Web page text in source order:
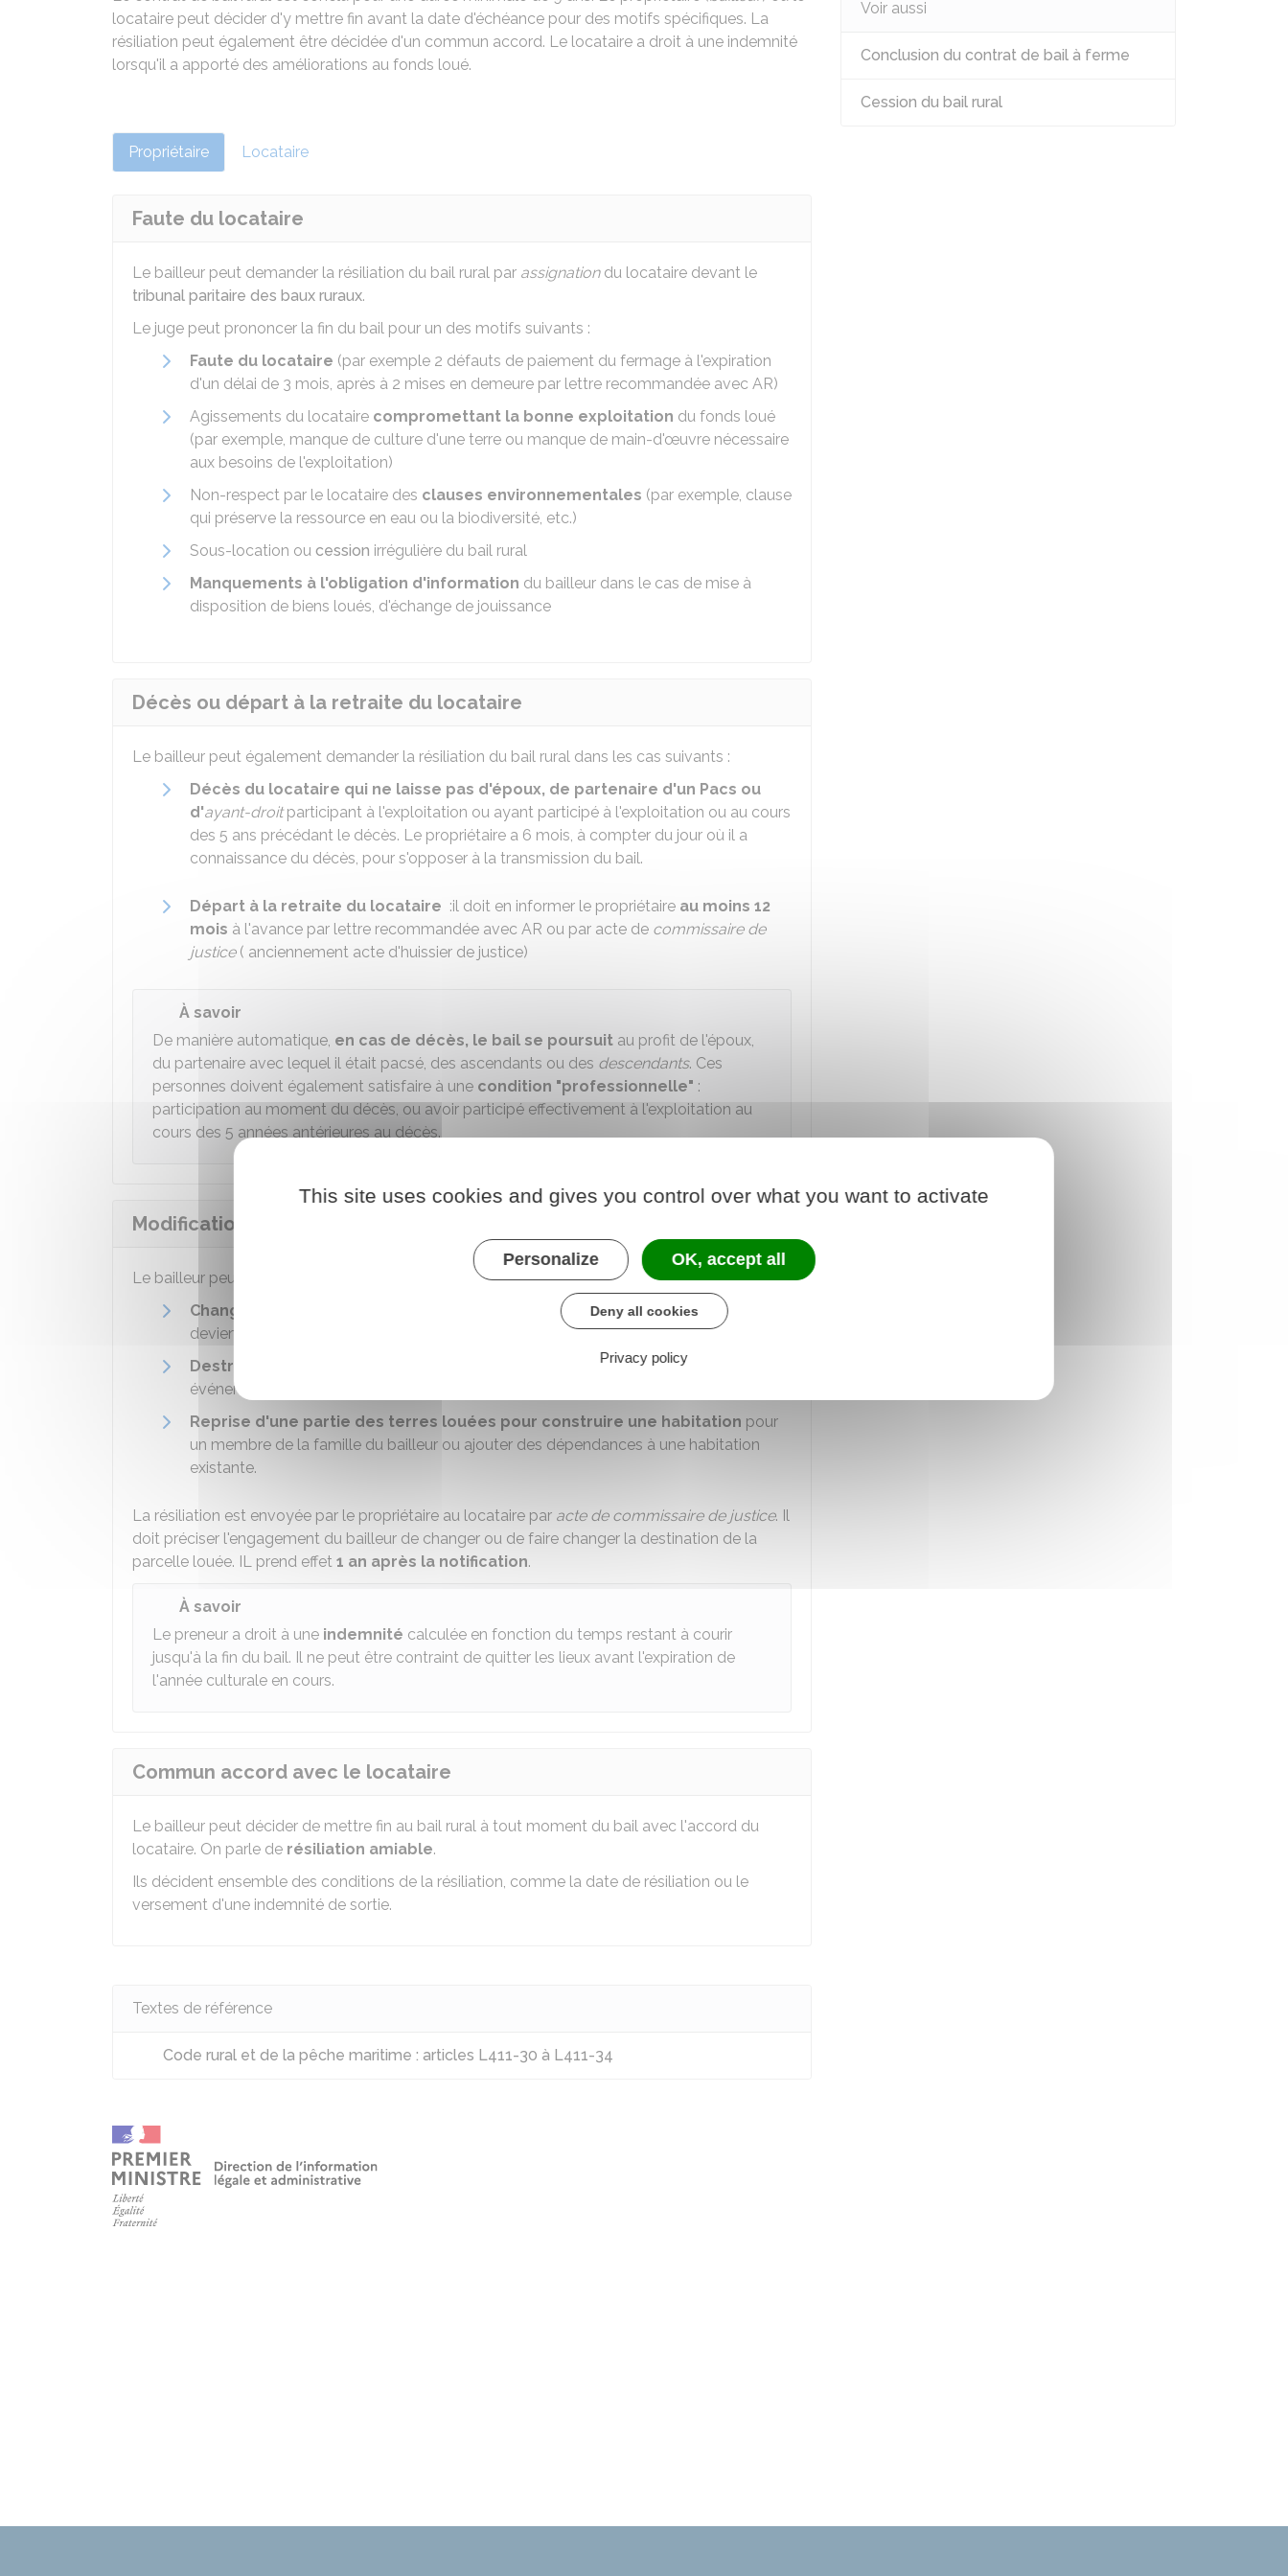
locataire peut décider d'y mettre fin avant la date d'échéance pour des motifs spécifiques. La
résiliation peut également être décidée d'un commun accord. Le locataire a droit à une indemnité
lorsqu'il a apporté des améliorations au fonds loué.
Propriétaire Locataire
Faute du locataire
Le bailleur peut demander la résiliation du bail rural par assignationdu locataire devant le
tribunal paritaire des baux ruraux.
Le juge peut prononcer la fin du bail pour un des motifs suivants :
Faute du locataire (par exemple 2 défauts de paiement du fermage à l'expiration
d'un délai de 3 mois, après à 2 mises en demeure par lettre recommandée avec AR)
Agissements du locataire compromettant la bonne exploitation du fonds loué
(par exemple, manque de culture d'une terre ou manque de main-d'œuvre nécessaire
aux besoins de l'exploitation)
Non-respect par le locataire des clauses environnementales (par exemple, clause
qui préserve la ressource en eau ou la biodiversité, etc.)
Sous-location ou cession irrégulière du bail rural
Manquements à l'obligation d'information du bailleur dans le cas de mise à
disposition de biens loués, d'échange de jouissance
Décès ou départ à la retraite du locataire
Le bailleur peut également demander la résiliation du bail rural dans les cas suivants :
Décès du locataire qui ne laisse pas d'époux, de partenaire d'un Pacs ou
d'ayant-droitparticipant à l'exploitation ou ayant participé à l'exploitation ou au cours
des 5 ans précédant le décès. Le propriétaire a 6 mois, à compter du jour où il a
connaissance du décès, pour s'opposer à la transmission du bail.
Départ à la retraite du locataire :il doit en informer le propriétaire au moins 12
mois à l'avance par lettre recommandée avec AR ou par acte de commissaire de
justice( anciennement acte d'huissier de justice)
À savoir
De manière automatique, en cas de décès, le bail se poursuit au profit de l'époux,
du partenaire avec lequel il était pacsé, des ascendants ou des descendants. Ces
personnes doivent également satisfaire à une condition "professionnelle" :
participation au moment du décès, ou avoir participé effectivement à l'exploitation au
cours des 5 années antérieures au décès.
Modification des lieux loués
Le bailleur peut à tout moment résilier le bail dans les cas suivants :
Changement de destination des biens loués
; par exemple, les parcelles louées
deviennent constructibles et le propriétaire s'engage à construire dans les 3 ans.
Destruction partielle
des biens loués par cas fortuit (comme un
événement imprévisible), sauf si le bailleur fait reconstruire le bâtiment détruit.
Reprise d'une partie des terres louées pour construire une habitation pour
un membre de la famille du bailleur ou ajouter des dépendances à une habitation
existante.
La résiliation est envoyée par le propriétaire au locataire par acte de commissaire de justice. Il
doit préciser l'engagement du bailleur de changer ou de faire changer la destination de la
parcelle louée. IL prend effet 1 an après la notification.
À savoir
Le preneur a droit à une indemnité calculée en fonction du temps restant à courir
jusqu'à la fin du bail. Il ne peut être contraint de quitter les lieux avant l'expiration de
l'année culturale en cours.
Commun accord avec le locataire
Le bailleur peut décider de mettre fin au bail rural à tout moment du bail avec l'accord du
locataire. On parle de résiliation amiable.
Ils décident ensemble des conditions de la résiliation, comme la date de résiliation ou le
versement d'une indemnité de sortie.
Textes de référence
Code rural et de la pêche maritime : articles L411-30 à L411-34
Voir aussi
Conclusion du contrat de bail à ferme
Cession du bail rural
This site uses cookies and gives you control over what you want to activate
Personalize OK, accept all
Deny all cookies
Privacy policy